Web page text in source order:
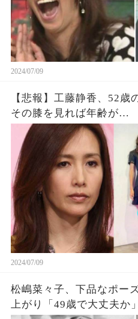
2024/07/09
【悲報】工藤静香、52歳
その膝を見れば年齢が…
いと？」「勘違いもほど
2024/07/09
松嶋菜々子、下品なポー
上がり「49歳で大丈夫か